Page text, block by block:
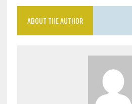
ABOUT THE AUTHOR